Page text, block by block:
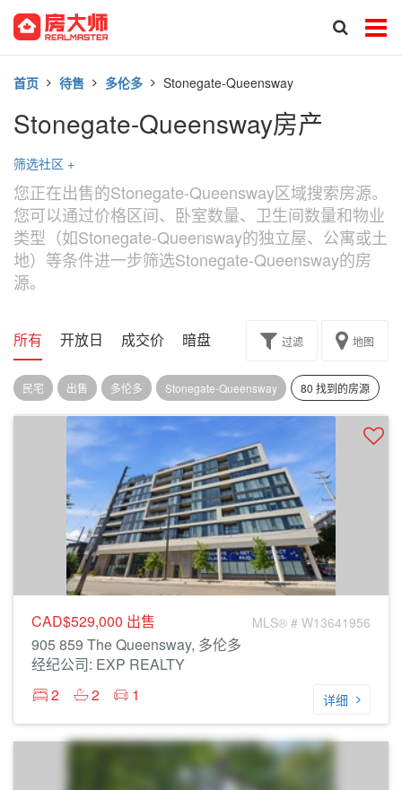
首页 待售 多伦多 Stonegate-Queensway
Stonegate-Queensway房产
筛选社区 +
您正在出售的Stonegate-Queensway区域搜索房源。
您可以通过价格区间、卧室数量、卫生间数量和物业
类型（如Stonegate-Queensway的独立屋、公寓或土
地）等条件进一步筛选Stonegate-Queensway的房
源。
所有 开放日 成交价 暗盘 楼花转让过滤 地图
民宅 出售 多伦多 Stonegate-Queensway 80 找到的房源
CAD$529,000 出售 MLS® # W13641956
905 859 The Queensway, 多伦多
经纪公司: EXP REALTY
2
2 1 详细